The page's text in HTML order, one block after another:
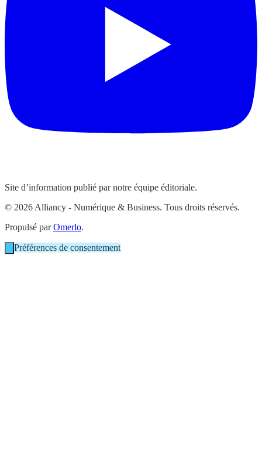
Site d’information publié par notre équipe éditoriale.
© 2026 Alliancy - Numérique & Business. Tous droits réservés.
Propulsé parOmerlo.
Préférences de consentement